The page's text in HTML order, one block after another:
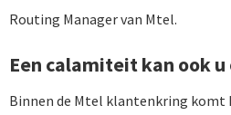
Routing Manager van Mtel.
Een calamiteit kan ook
Binnen de Mtel klantenkring